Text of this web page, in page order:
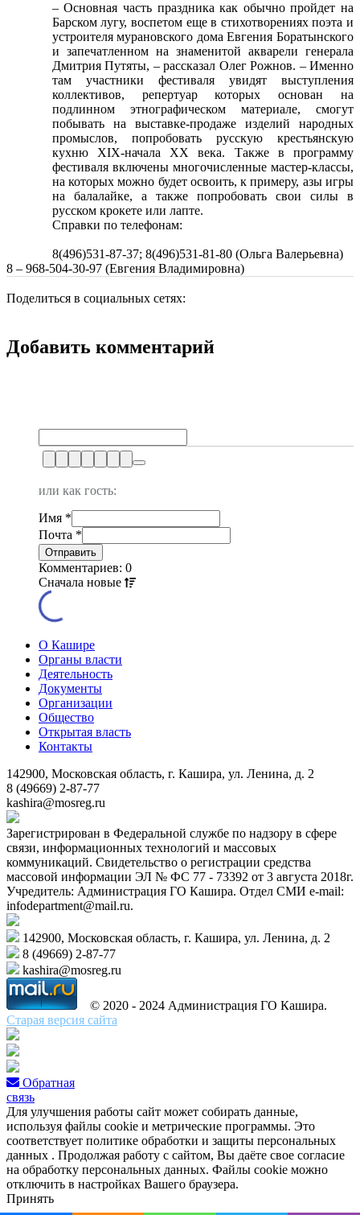
– Основная часть праздника как обычно пройдет на
Барском лугу, воспетом еще в стихотворениях поэта и
устроителя мурановского дома Евгения Боратынского
и запечатленном на знаменитой акварели генерала
Дмитрия Путяты, – рассказал Олег Рожнов. – Именно
там участники фестиваля увидят выступления
коллективов, репертуар которых основан на
подлинном этнографическом материале, смогут
побывать на выставке-продаже изделий народных
промыслов, попробовать русскую крестьянскую
кухню XIX-начала XX века. Также в программу
фестиваля включены многочисленные мастер-классы,
на которых можно будет освоить, к примеру, азы игры
на балалайке, а также попробовать свои силы в
русском крокете или лапте.
Справки по телефонам:
8(496)531-87-37; 8(496)531-81-80 (Ольга Валерьевна)
8 – 968-504-30-97 (Евгения Владимировна)
Поделиться в социальных сетях:
Добавить комментарий
или как гость:
Имя *
Почта *
Комментариев: 0
Сначала новые
О Кашире
Органы власти
Деятельность
Документы
Организации
Общество
Открытая власть
Контакты
142900, Московская область, г. Кашира, ул. Ленина, д. 2
8 (49669) 2-87-77
kashira@mosreg.ru
Зарегистрирован в Федеральной службе по надзору в сфере
связи, информационных технологий и массовых
коммуникаций. Свидетельство о регистрации средства
массовой информации ЭЛ № ФС 77 - 73392 от 3 августа 2018г.
Учредитель: Администрация ГО Кашира. Отдел СМИ e-mail:
infodepartment@mail.ru.
142900, Московская область, г. Кашира, ул. Ленина, д. 2
8 (49669) 2-87-77
kashira@mosreg.ru
© 2020 - 2024 Администрация ГО Кашира.
Старая версия сайта
Обратная
связь
Для улучшения работы сайт может собирать данные,
используя файлы cookie и метрические программы. Это
соответствует политике обработки и защиты персональных
данных . Продолжая работу с сайтом, Вы даёте свое согласие
на обработку персональных данных. Файлы cookie можно
отключить в настройках Вашего браузера.
Принять